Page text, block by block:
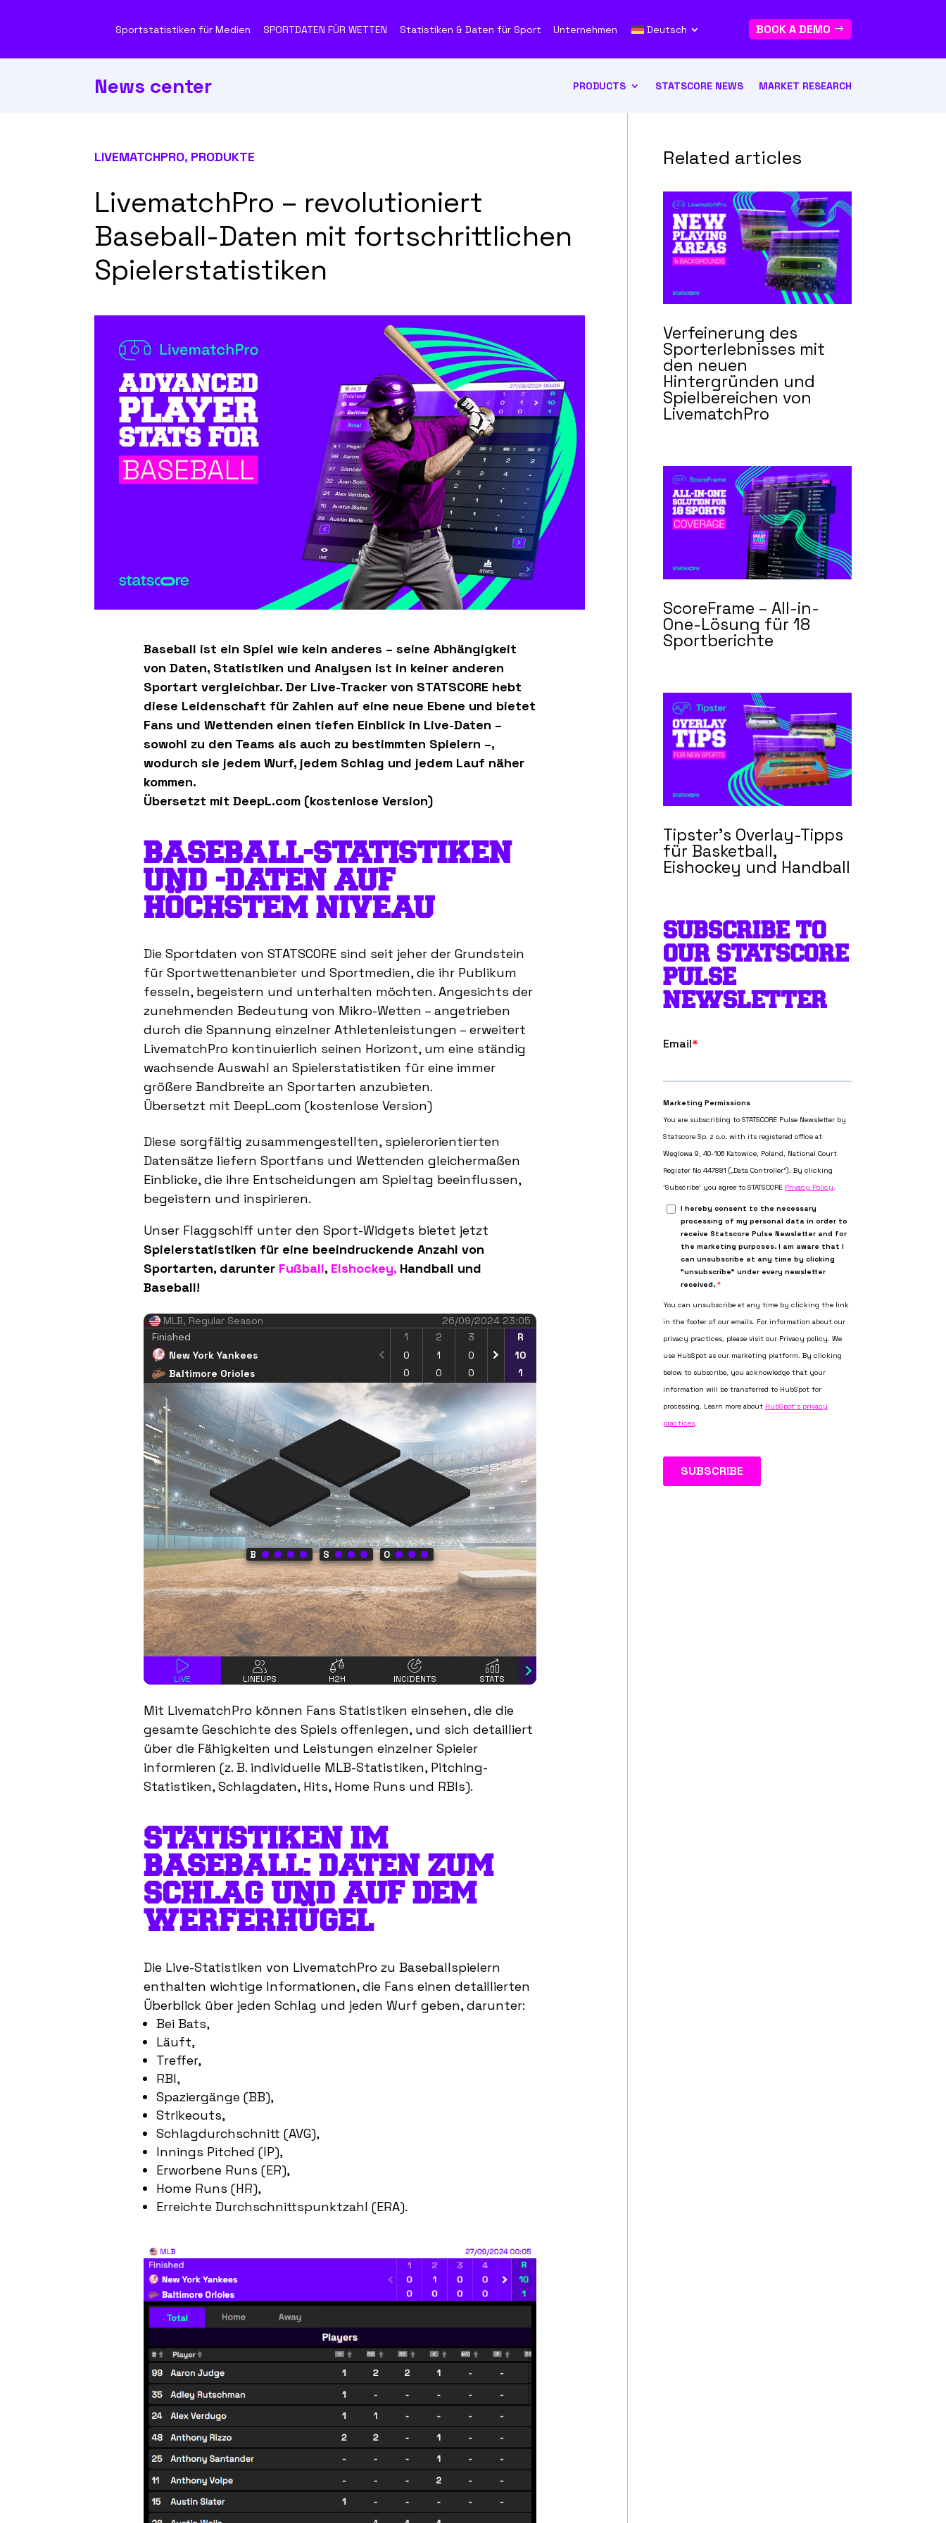
Sportstatistiken für Medien SPORTDATEN FÜR WETTEN Statistiken & Daten für Sport Unternehmen Deutsch BOOK A DEMO
News center PRODUCTS STATSCORE NEWS MARKET RESEARCH
LIVEMATCHPRO, PRODUKTE
LivematchPro – revolutioniert
Baseball-Daten mit fortschrittlichen
Spielerstatistiken
Baseball ist ein Spiel wie kein anderes – seine Abhängigkeit
von Daten, Statistiken und Analysen ist in keiner anderen
Sportart vergleichbar. Der Live-Tracker von STATSCORE hebt
diese Leidenschaft für Zahlen auf eine neue Ebene und bietet
Fans und Wettenden einen tiefen Einblick in Live-Daten –
sowohl zu den Teams als auch zu bestimmten Spielern –,
wodurch sie jedem Wurf, jedem Schlag und jedem Lauf näher
kommen.
Übersetzt mit DeepL.com (kostenlose Version)
BASEBALL-STATISTIKEN
UND -DATEN AUF
HÖCHSTEM NIVEAU
Die Sportdaten von STATSCORE sind seit jeher der Grundstein
für Sportwettenanbieter und Sportmedien, die ihr Publikum
fesseln, begeistern und unterhalten möchten. Angesichts der
zunehmenden Bedeutung von Mikro-Wetten – angetrieben
durch die Spannung einzelner Athletenleistungen – erweitert
LivematchPro kontinuierlich seinen Horizont, um eine ständig
wachsende Auswahl an Spielerstatistiken für eine immer
größere Bandbreite an Sportarten anzubieten.
Übersetzt mit DeepL.com (kostenlose Version)
Diese sorgfältig zusammengestellten, spielerorientierten
Datensätze liefern Sportfans und Wettenden gleichermaßen
Einblicke, die ihre Entscheidungen am Spieltag beeinflussen,
begeistern und inspirieren.
Unser Flaggschiff unter den Sport-Widgets bietet jetzt
Spielerstatistiken für eine beeindruckende Anzahl von
Sportarten, darunter Fußball, Eishockey, Handball und
Baseball!
MLB, Regular Season
26/09/2024 23:05
Finished
New York Yankees
Baltimore Orioles
1
0
0
2
1
0
3
0
0
9
X
1
R
10
1
LIVE LINEUPS H2H INCIDENTS STATS
B S O
Mit LivematchPro können Fans Statistiken einsehen, die die
gesamte Geschichte des Spiels offenlegen, und sich detailliert
über die Fähigkeiten und Leistungen einzelner Spieler
informieren (z. B. individuelle MLB-Statistiken, Pitching-
Statistiken, Schlagdaten, Hits, Home Runs und RBIs).
STATISTIKEN IM
BASEBALL: DATEN ZUM
SCHLAG UND AUF DEM
WERFERHÜGEL
Die Live-Statistiken von LivematchPro zu Baseballspielern
enthalten wichtige Informationen, die Fans einen detaillierten
Überblick über jeden Schlag und jeden Wurf geben, darunter:
Bei Bats,
Läuft,
Treffer,
RBI,
Spaziergänge (BB),
Strikeouts,
Schlagdurchschnitt (AVG),
Innings Pitched (IP),
Erworbene Runs (ER),
Home Runs (HR),
Erreichte Durchschnittspunktzahl (ERA).
Related articles
Verfeinerung des
Sporterlebnisses mit
den neuen
Hintergründen und
Spielbereichen von
LivematchPro
ScoreFrame – All-in-
One-Lösung für 18
Sportberichte
Tipster’s Overlay-Tipps
für Basketball,
Eishockey und Handball
SUBSCRIBE TO
OUR STATSCORE
PULSE
NEWSLETTER